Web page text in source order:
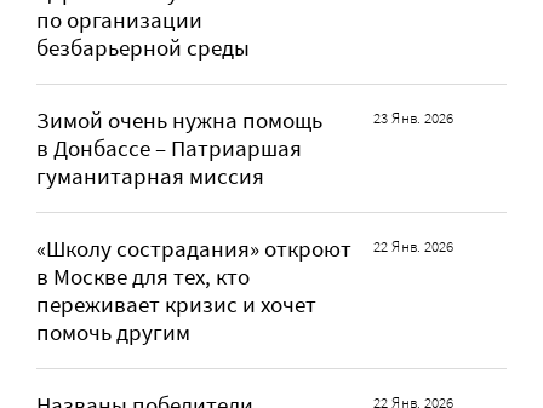
по организации
безбарьерной среды
Зимой очень нужна помощь
в Донбассе – Патриаршая
гуманитарная миссия
23 Янв. 2026
«Школу сострадания» откроют
в Москве для тех, кто
переживает кризис и хочет
помочь другим
22 Янв. 2026
22 Янв. 2026